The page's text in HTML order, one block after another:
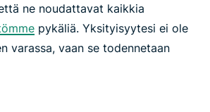
ne noudattavat kaikkia
pykäliä. Yksityisyytesi ei ole
varassa, vaan se todennetaan